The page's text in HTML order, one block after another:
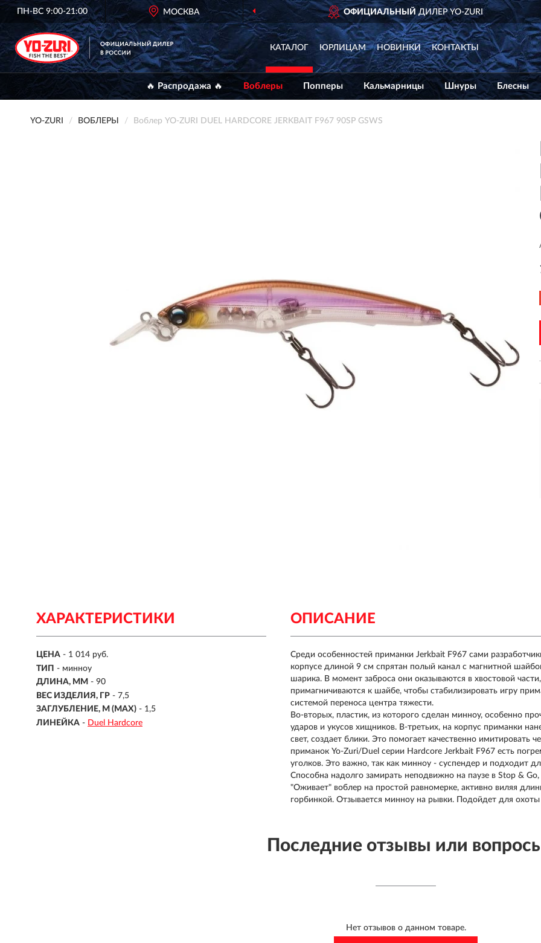
ПН-ВС 9:00-21:00 МОСКВА ОФИЦИАЛЬНЫЙ ДИЛЕР YO-ZURI
КАТАЛОГ ЮРЛИЦАМ НОВИНКИ КОНТАКТЫ
🔥 Распродажа 🔥 Воблеры Попперы Кальмарницы Шнуры Блесны
YO-ZURI ВОБЛЕРЫ Воблер YO-ZURI DUEL HARDCORE JERKBAIT F967 90SP GSWS
ХАРАКТЕРИСТИКИ
ЦЕНА - 1 014 руб.
ТИП - минноу
ДЛИНА, ММ - 90
ВЕС ИЗДЕЛИЯ, ГР - 7,5
ЗАГЛУБЛЕНИЕ, М (MAX) - 1,5
ЛИНЕЙКА - Duel Hardcore
ОПИСАНИЕ
Среди особенностей приманки Jerkbait F967 сами
корпусе длиной 9 см спрятан полый канал с магнитной
шарика. В момент заброса они оказываются в хвостовой
примагничиваются к шайбе, чтобы стабилизировать игру
системой переноса центра тяжести.
Во-вторых, пластик, из которого сделан минноу, особенно
ударов и укусов хищников. В-третьих, на корпус приманки
свет, создает блики. Это помогает качественно
приманокYo-Zuri/Duel серии Hardcore Jerkbait F967 есть
уголков. Это важно, так как минноу - суспендер и подходит
Способна надолго замирать неподвижно на паузе в Stop &
"Оживает" воблер на простой равномерке, активно виляя
горбинкой. Отзывается минноу на рывки. Подойдет для
Последние отзывы или
Нет отзывов о данном товаре.